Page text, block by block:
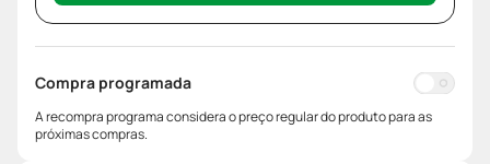
Compra programada
A recompra programa considera o preço regular do produto para as
próximas compras.